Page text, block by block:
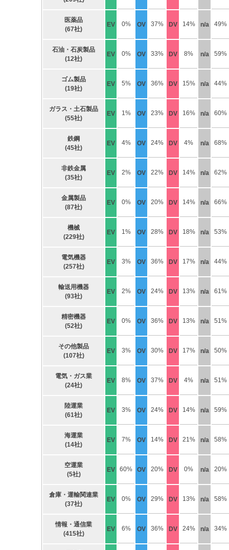
医薬品
(67社)
EV 0% OV 37% DV 14% n/a 49%
石油・石炭製品
(12社)
EV 0% OV 33% DV 8% n/a 59%
ゴム製品
(19社)
EV 5% OV 36% DV 15% n/a 44%
ガラス・土石製品
(55社)
EV 1% OV 23% DV 16% n/a 60%
鉄鋼
(45社)
EV 4% OV 24% DV 4% n/a 68%
非鉄金属
(35社)
EV 2% OV 22% DV 14% n/a 62%
金属製品
(87社)
EV 0% OV 20% DV 14% n/a 66%
機械
(229社)
EV 1% OV 28% DV 18% n/a 53%
電気機器
(257社)
EV 3% OV 36% DV 17% n/a 44%
輸送用機器
(93社)
EV 2% OV 24% DV 13% n/a 61%
精密機器
(52社)
EV 0% OV 36% DV 13% n/a 51%
その他製品
(107社)
EV 3% OV 30% DV 17% n/a 50%
電気・ガス業
(24社)
EV 8% OV 37% DV 4% n/a 51%
陸運業
(61社)
EV 3% OV 24% DV 14% n/a 59%
海運業
(14社)
EV 7% OV 14% DV 21% n/a 58%
空運業
(5社)
EV 60% OV 20% DV 0% n/a 20%
倉庫・運輸関連業
(37社)
EV 0% OV 29% DV 13% n/a 58%
情報・通信業
(415社)
EV 6% OV 36% DV 24% n/a 34%